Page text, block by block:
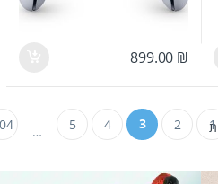
899.00 ₪
1
2
3
4
5
…